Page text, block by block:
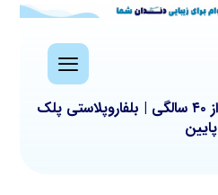
نابودی پف زیر چشم بعد از ۴۰ سالگی | بلفاروپلاستی پلک
پایین